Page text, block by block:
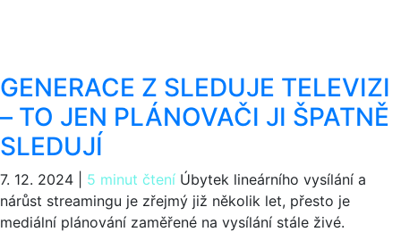
GENERACE Z SLEDUJE TELEVIZI
– TO JEN PLÁNOVAČI JI ŠPATNĚ
SLEDUJÍ
7. 12. 2024 5 minut čtení Úbytek lineárního vysílání a
nárůst streamingu je zřejmý již několik let, přesto je
mediální plánování zaměřené na vysílání stále živé.